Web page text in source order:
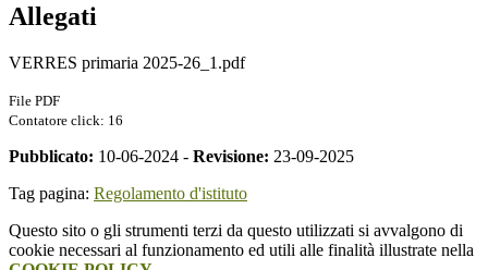
Allegati
VERRES primaria 2025-26_1.pdf
File PDF
Contatore click: 16
Pubblicato: 10-06-2024 - Revisione: 23-09-2025
Tag pagina: Regolamento d'istituto
Questo sito o gli strumenti terzi da questo utilizzati si avvalgono di
cookie necessari al funzionamento ed utili alle finalità illustrate nella